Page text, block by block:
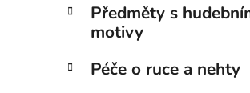
Předměty s
motivy
Péče o ruce a nehty